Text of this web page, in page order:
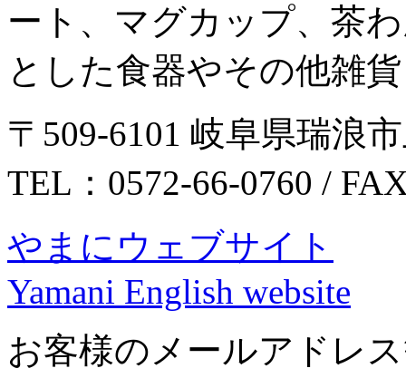
ート、マグカップ、茶
とした食器やその他雑貨
〒509-6101 岐阜県瑞浪
TEL：0572-66-0760 /
やまにウェブサイト
Yamani English website
お客様のメールアドレ